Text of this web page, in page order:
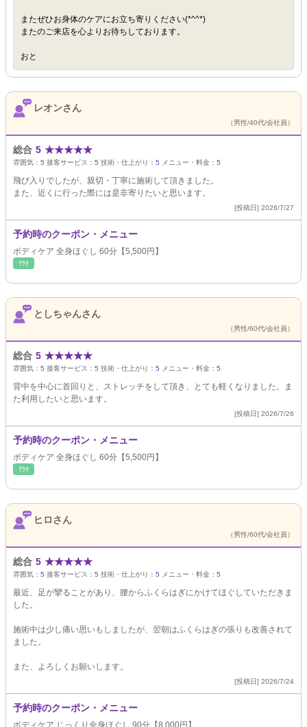
またぜひお身体のケアにお立ち寄りください(*^^*)
またのご来店を心よりお待ちしております。
おと
レオンさん
（男性/40代/会社員）
総合 5 ★★★★★
雰囲気： 5 接客サービス： 5 技術・仕上がり： 5 メニュー・料金： 5
飛び入りでしたが、親切・丁寧に施術して頂きました。
また、近くに行った際には是非寄りたいと思います。
[投稿日] 2026/7/27
予約時のクーポン・メニュー
ボディケア 全身ほぐし 60分【5,500円】
ﾘﾗｸ
としちゃんさん
（男性/60代/会社員）
総合 5 ★★★★★
雰囲気： 5 接客サービス： 5 技術・仕上がり： 5 メニュー・料金： 5
背中を中心に首回りと、ストレッチをして頂き、とても軽くなりました。ま
た利用したいと思います。
[投稿日] 2026/7/26
予約時のクーポン・メニュー
ボディケア 全身ほぐし 60分【5,500円】
ﾘﾗｸ
ヒロさん
（男性/60代/会社員）
総合 5 ★★★★★
雰囲気： 5 接客サービス： 5 技術・仕上がり： 5 メニュー・料金： 5
最近、足が攣ることがあり、腰からふくらはぎにかけてほぐしていただきま
した。
施術中は少し痛い思いもしましたが、翌朝はふくらはぎの張りも改善されて
ました。
また、よろしくお願いします。
[投稿日] 2026/7/24
予約時のクーポン・メニュー
ボディケア じっくり全身ほぐし 90分【8,000円】